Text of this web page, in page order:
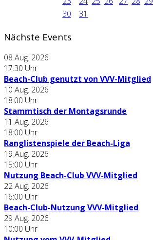
30
31
Nächste Events
08 Aug. 2026
17:30 Uhr
Beach-Club genutzt von VVV-Mitglied
10 Aug. 2026
18:00 Uhr
Stammtisch der Montagsrunde
11 Aug. 2026
18:00 Uhr
Ranglistenspiele der Beach-Liga
19 Aug. 2026
15:00 Uhr
Nutzung Beach-Club VVV-Mitglied
22 Aug. 2026
16:00 Uhr
Beach-Club-Nutzung VVV-Mitglied
29 Aug. 2026
10:00 Uhr